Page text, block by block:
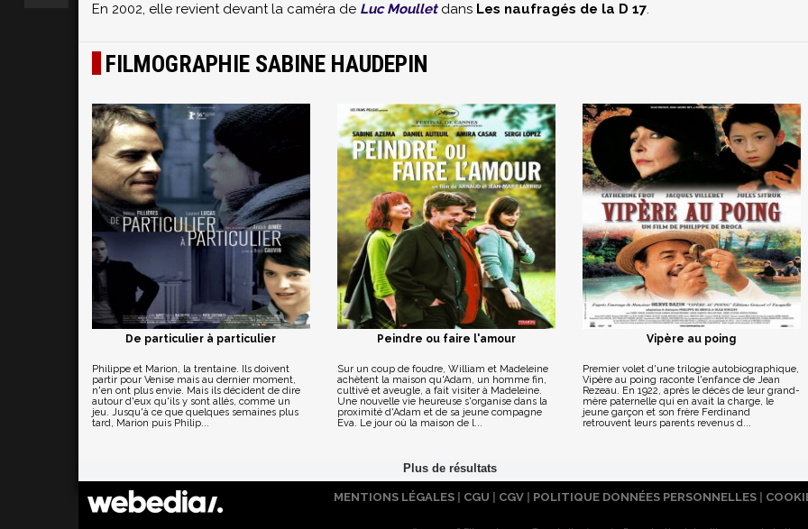
En 2002, elle revient devant la caméra de Luc Moulletdans Les naufragés de la D 17.
FILMOGRAPHIE SABINE HAUDEPIN
De particulier à particulier
Philippe et Marion, la trentaine. Ils doivent
partir pour Venise mais au dernier moment,
n'en ont plus envie. Mais ils décident de dire
autour d'eux qu'ils y sont allés, comme un
jeu. Jusqu'à ce que quelques semaines plus
tard, Marion puis Philip...
Peindre ou faire l'amour
Sur un coup de foudre, William et Madeleine
achètent la maison qu'Adam, un homme fin,
cultivé et aveugle, a fait visiter à Madeleine.
Une nouvelle vie heureuse s'organise dans la
proximité d'Adam et de sa jeune compagne
Eva. Le jour où la maison de l...
Vipère au poing
Premier volet d'une trilogie autobiographique,
Vipère au poing raconte l'enfance de Jean
Rezeau. En 1922, après le décès de leur grand-
mère paternelle qui en avait la charge, le
jeune garçon et son frère Ferdinand
retrouvent leurs parents revenus d...
MENTIONS LÉGALES | CGU | CGV | POLITIQUE DONNÉES PERSONNELLES |